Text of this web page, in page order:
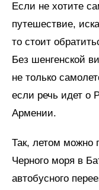
Если не хотите
путешествие,
то стоит
Без шенгенской
не только
если речь идет о
Армении.
Так, летом можно
Черного моря в
автобусного